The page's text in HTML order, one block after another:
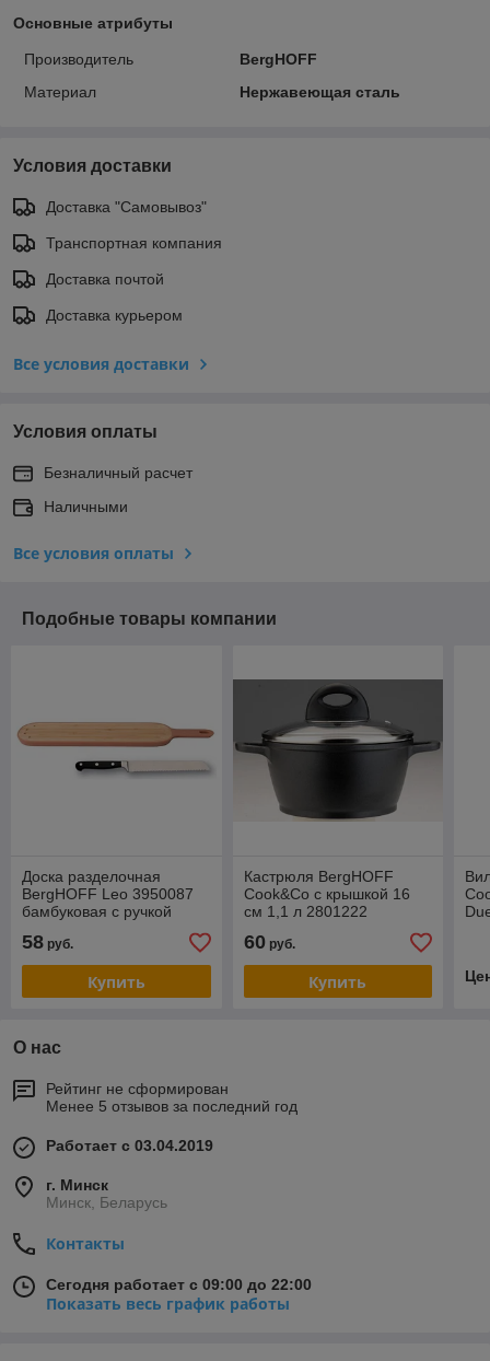
Основные атрибуты
Производитель
BergHOFF
Материал
Нержавеющая сталь
Условия доставки
Доставка "Самовывоз"
Транспортная компания
Доставка почтой
Доставка курьером
Все условия доставки
Условия оплаты
Безналичный расчет
Наличными
Все условия оплаты
Подобные товары компании
Доска разделочная
BergHOFF Leo 3950087
бамбуковая с ручкой
хлеба
58 руб.
Купить
Кастрюля BergHOFF
Cook&Co с крышкой 16
см 1,1 л 2801222
60руб.
Купить
О нас
Рейтинг не сформирован
Менее 5 отзывов за последний год
Работает с 03.04.2019
г. Минск
Минск, Беларусь
Контакты
Сегодня работает с 09:00 до 22:00
Показать весь график работы